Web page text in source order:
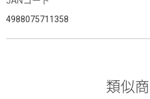
4988075711358
類似